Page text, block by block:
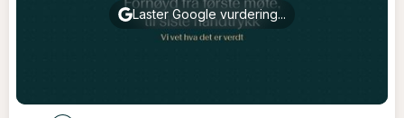
Laster Google vurdering...